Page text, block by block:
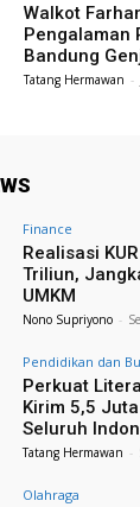
Walkot
Pengalaman
Bandung
Tatang Hermawan -
Finance
Realisasi
Triliun,
UMKM
Nono Supriyono -
Pendidikan dan
Perkuat
Kirim 5,5
Seluruh
Tatang Hermawan -
Olahraga